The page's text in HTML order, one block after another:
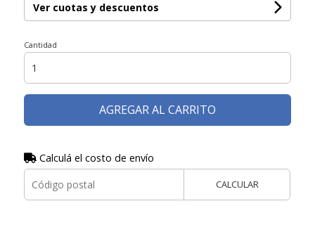
Ver cuotas y descuentos
Cantidad
AGREGAR AL CARRITO
Calculá el costo de envío
CALCULAR